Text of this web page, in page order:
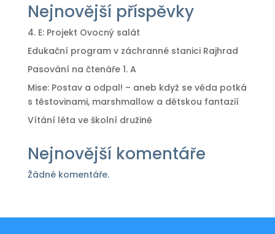
Nejnovější příspěvky
4. E: Projekt Ovocný salát
Edukační program v záchranné stanici Rajhrad
Pasování na čtenáře 1. A
Mise: Postav a odpal! – aneb když se věda potká
s těstovinami, marshmallow a dětskou fantazií
Vítání léta ve školní družině
Nejnovější komentáře
Žádné komentáře.